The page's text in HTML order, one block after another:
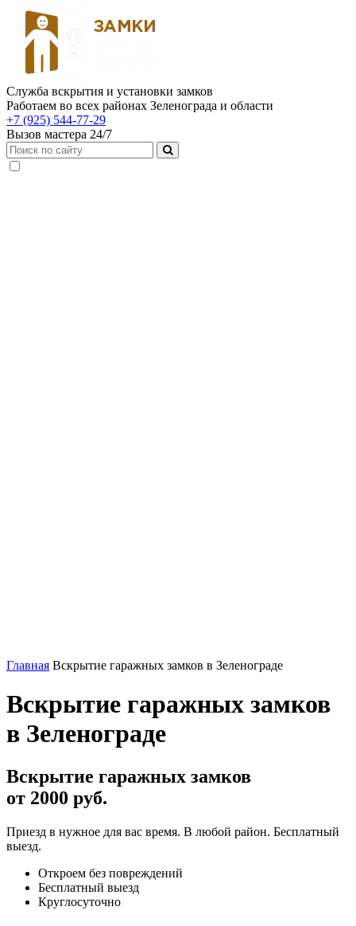
Служба вскрытия и установки замков
Работаем во всех районах Зеленограда и области
+7 (925) 544-77-29
Вызов мастера 24/7
Главная Вскрытие гаражных замков в Зеленограде
Вскрытие гаражных замков
в Зеленограде
Вскрытие гаражных замков
от 2000 руб.
Приезд в нужное для вас время. В любой район. Бесплатный
выезд.
Откроем без повреждений
Бесплатный выезд
Круглосуточно